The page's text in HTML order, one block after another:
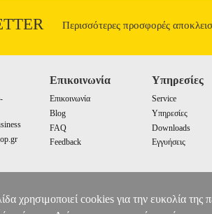
Περισσότερες προσφορές
Επικοινωνία
Επικοινωνία
Blog
FAQ
Feedback
Υπηρεσίες
Service
Υπηρεσίες
Downloads
Εγγυήσεις
χρησιμοποιεί cookies για την ευκολία